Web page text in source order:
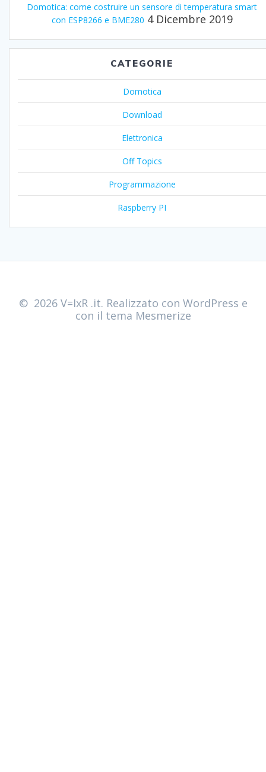
Domotica: come costruire un sensore di temperatura smart
con ESP8266 e BME280 4 Dicembre 2019
CATEGORIE
Domotica
Download
Elettronica
Off Topics
Programmazione
Raspberry PI
© 2026 V=IxR .it. Realizzato con WordPress e
con il tema Mesmerize